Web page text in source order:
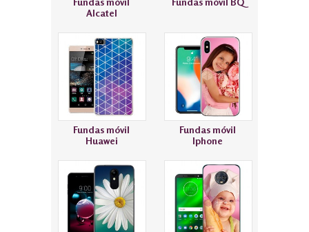
Alcatel
Fundas móvil
Huawei
Fundas móvil
Iphone